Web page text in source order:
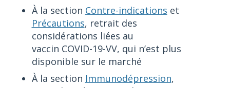
À la section Contre-indications et
Précautions, retrait des
considérations liées au
vaccin COVID-19-VV, qui n’est plus
disponible sur le marché
À la section Immunodépression,